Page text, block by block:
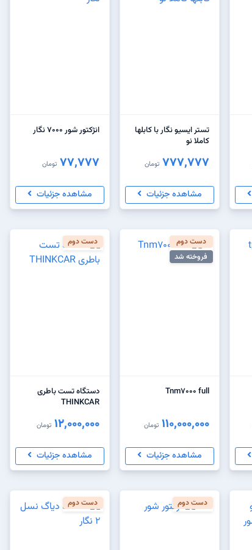
تستر ایسیو نگار با کابلها
کاملا نو
777,777 تومان
مشاهده جزئیات
انژکتور شور ۷۰۰۰ نگار
77,777 تومان
مشاهده جزئیات
دست دوم
فروخته شد
Tnm7000 full
110,000,000 تومان
مشاهده جزئیات
دست دوم
دستگاه تست باطری
THINKCAR
12,000,000 تومان
مشاهده جزئیات
دست دوم دست دوم